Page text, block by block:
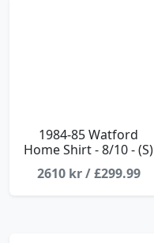
1984-85 Watford
Home Shirt - 8/10 - (S)
2610 kr / £299.99